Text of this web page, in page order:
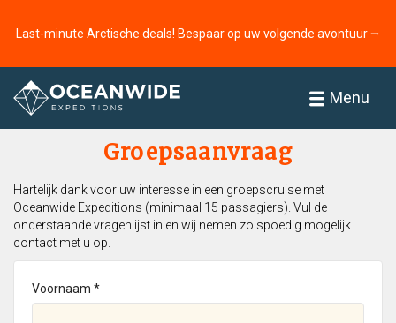
Last-minute Arctische deals! Bespaar op uw volgende avontuur ⭢
Menu
Home
Groepsaanvraag
Hartelijk dank voor uw interesse in een groepscruise met
Oceanwide Expeditions (minimaal 15 passagiers). Vul de
onderstaande vragenlijst in en wij nemen zo spoedig mogelijk
contact met u op.
Voornaam *